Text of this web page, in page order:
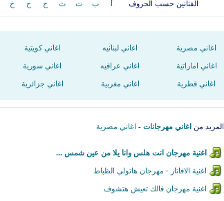
الفنانين حسب الحروف أ ب ت ث ج ح خ
اغاني مصرية اغاني لبنانيه اغاني كويتية
اغاني اماراتية اغاني عراقيه اغاني سورية
اغاني قطرية اغاني مغربية اغاني جزائرية
المزيد من اغاني مهرجانات - اغاني مصرية
اغنية مهرجان انت هلس وانا يلا من عين شمس ...
اغنية الافاتار - مهرجان هاتولي الظباط
اغنية مهرجان قالك تعيش هتشوف